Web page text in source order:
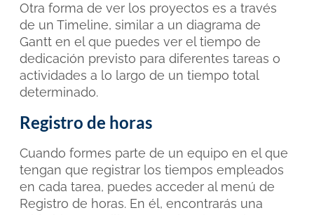
Otra forma de ver los proyectos es a través
de un Timeline, similar a un diagrama de
Gantt en el que puedes ver el tiempo de
dedicación previsto para diferentes tareas o
actividades a lo largo de un tiempo total
determinado.
Registro de horas
Cuando formes parte de un equipo en el que
tengan que registrar los tiempos empleados
en cada tarea, puedes acceder al menú de
Registro de horas. En él, encontrarás una